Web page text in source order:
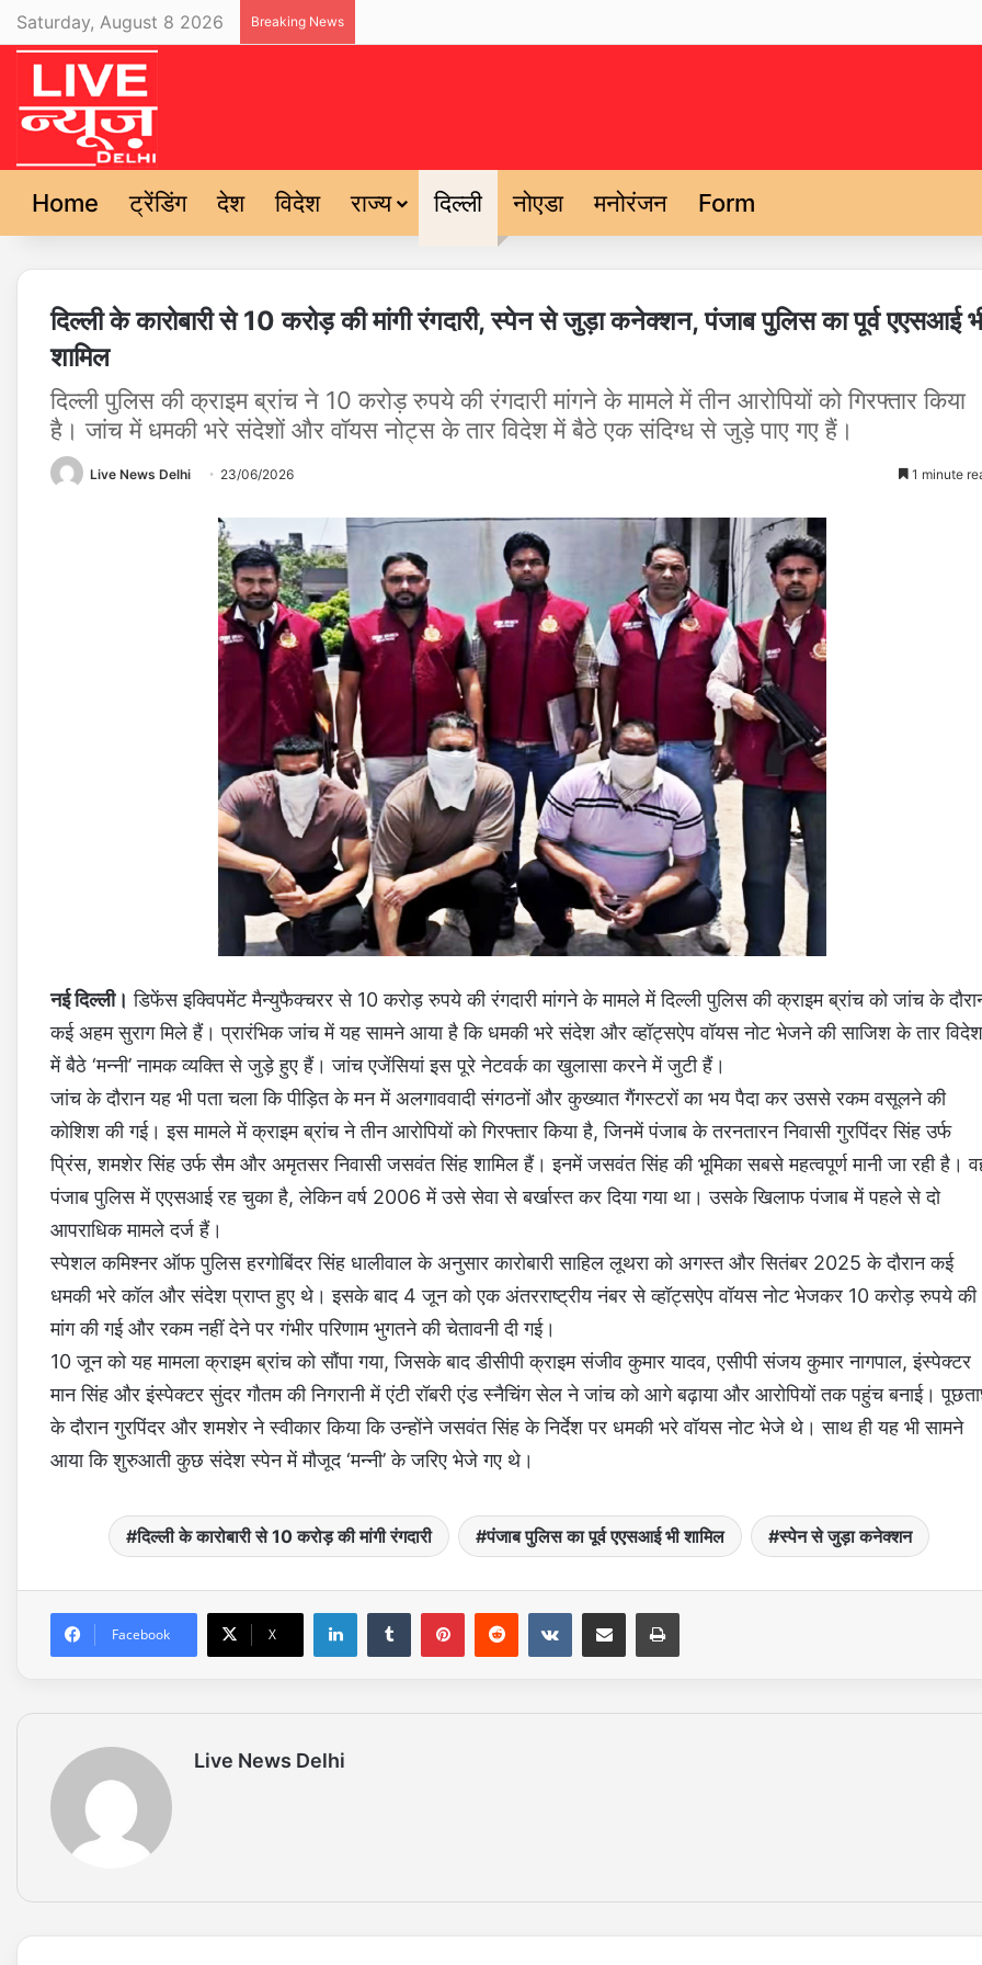
Saturday, August 8 2026 Breaking News
Home ट्रेंडिंग देश विदेश राज्य दिल्ली नोएडा मनोरंजन Form
दिल्ली के कारोबारी से 10 करोड़ की मांगी रंगदारी, स्पेन से जुड़ा कनेक्शन, पंजाब पुलिस का पूर्व एएसआई
शामिल
दिल्ली पुलिस की क्राइम ब्रांच ने 10 करोड़ रुपये की रंगदारी मांगने के मामले में तीन आरोपियों को गिरफ्तार किया
है। जांच में धमकी भरे संदेशों और वॉयस नोट्स के तार विदेश में बैठे एक संदिग्ध से जुड़े पाए गए हैं।
Live News Delhi 23/06/2026 1 minute
नई दिल्ली। डिफेंस इक्विपमेंट मैन्युफैक्चरर से 10 करोड़ रुपये की रंगदारी मांगने के मामले में दिल्ली पुलिस की क्राइम ब्रांच को जांच के
कई अहम सुराग मिले हैं। प्रारंभिक जांच में यह सामने आया है कि धमकी भरे संदेश और व्हॉट्सऐप वॉयस नोट भेजने की साजिश के तार विदेश
में बैठे ‘मन्नी’ नामक व्यक्ति से जुड़े हुए हैं। जांच एजेंसियां इस पूरे नेटवर्क का खुलासा करने में जुटी हैं।
जांच के दौरान यह भी पता चला कि पीड़ित के मन में अलगाववादी संगठनों और कुख्यात गैंगस्टरों का भय पैदा कर उससे रकम वसूलने की
कोशिश की गई। इस मामले में क्राइम ब्रांच ने तीन आरोपियों को गिरफ्तार किया है, जिनमें पंजाब के तरनतारन निवासी गुरपिंदर सिंह उर्फ
प्रिंस, शमशेर सिंह उर्फ सैम और अमृतसर निवासी जसवंत सिंह शामिल हैं। इनमें जसवंत सिंह की भूमिका सबसे महत्वपूर्ण मानी जा रही है।
पंजाब पुलिस में एएसआई रह चुका है, लेकिन वर्ष 2006 में उसे सेवा से बर्खास्त कर दिया गया था। उसके खिलाफ पंजाब में पहले से दो
आपराधिक मामले दर्ज हैं।
स्पेशल कमिश्नर ऑफ पुलिस हरगोबिंदर सिंह धालीवाल के अनुसार कारोबारी साहिल लूथरा को अगस्त और सितंबर 2025 के दौरान कई
धमकी भरे कॉल और संदेश प्राप्त हुए थे। इसके बाद 4 जून को एक अंतरराष्ट्रीय नंबर से व्हॉट्सऐप वॉयस नोट भेजकर 10 करोड़ रुपये की
मांग की गई और रकम नहीं देने पर गंभीर परिणाम भुगतने की चेतावनी दी गई।
10 जून को यह मामला क्राइम ब्रांच को सौंपा गया, जिसके बाद डीसीपी क्राइम संजीव कुमार यादव, एसीपी संजय कुमार नागपाल, इंस्पेक्टर
मान सिंह और इंस्पेक्टर सुंदर गौतम की निगरानी में एंटी रॉबरी एंड स्नैचिंग सेल ने जांच को आगे बढ़ाया और आरोपियों तक पहुंच बनाई।
के दौरान गुरपिंदर और शमशेर ने स्वीकार किया कि उन्होंने जसवंत सिंह के निर्देश पर धमकी भरे वॉयस नोट भेजे थे। साथ ही यह भी सामने
आया कि शुरुआती कुछ संदेश स्पेन में मौजूद ‘मन्नी’ के जरिए भेजे गए थे।
दिल्ली के कारोबारी से 10 करोड़ की मांगी रंगदारी पंजाब पुलिस का पूर्व एएसआई भी शामिल स्पेन से जुड़ा कनेक्शन
Facebook X
Live News Delhi